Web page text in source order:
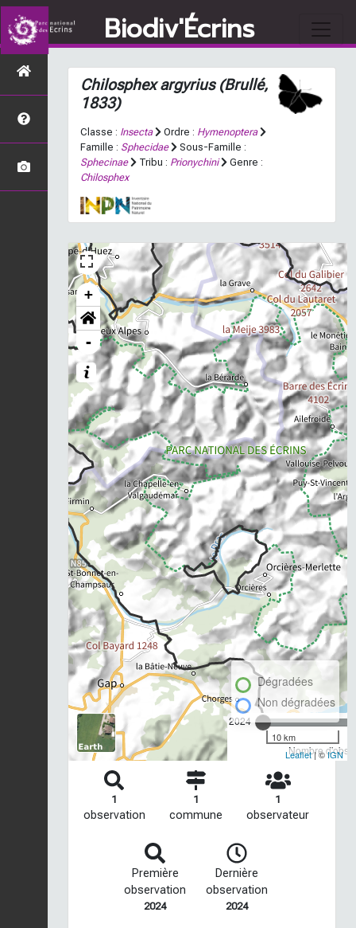
Biodiv'Écrins
Chilosphex argyrius(Brullé,
1833)
Classe : Insecta Ordre : Hymenoptera
Famille : Sphecidae
Sous-Famille :
Sphecinae
Tribu : Prionychini
Genre :
Chilosphex
+
-
2024
Nombre
Dégradées
Non dégradées
10 km
Leaflet| ©IGN
1
observation
1
commune
1
observateur
Première
observation
2024
Dernière
observation
2024